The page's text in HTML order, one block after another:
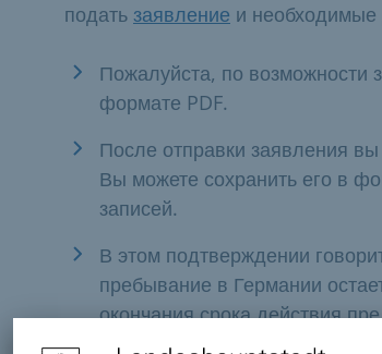
подать заявление и необходимые
Пожалуйста, по возможности
формате PDF.
После отправки заявления
Вы можете сохранить его в
записей.
В этом подтверждении
пребывание в Германии
окончания срока действия
вы можете продолжать